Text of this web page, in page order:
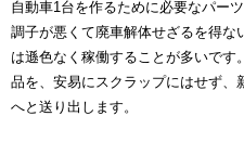
自動車1台を作るために必要なパー
調子が悪くて廃車解体せざるを得な
は遜色なく稼働することが多いで
品を、安易にスクラップにはせず
へと送り出します。